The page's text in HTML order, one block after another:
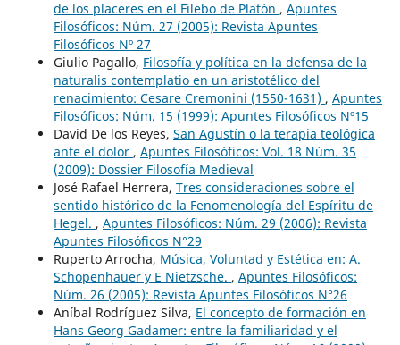
de los placeres en el Filebo de Platón , Apuntes
Filosóficos: Núm. 27 (2005): Revista Apuntes
Filosóficos Nº 27
Giulio Pagallo, Filosofía y política en la defensa de la
naturalis contemplatio en un aristotélico del
renacimiento: Cesare Cremonini (1550-1631) , Apuntes
Filosóficos: Núm. 15 (1999): Apuntes Filosóficos Nº15
David De los Reyes, San Agustín o la terapia teológica
ante el dolor , Apuntes Filosóficos: Vol. 18 Núm. 35
(2009): Dossier Filosofía Medieval
José Rafael Herrera, Tres consideraciones sobre el
sentido histórico de la Fenomenología del Espíritu de
Hegel. , Apuntes Filosóficos: Núm. 29 (2006): Revista
Apuntes Filosóficos N°29
Ruperto Arrocha, Música, Voluntad y Estética en: A.
Schopenhauer y E Nietzsche. , Apuntes Filosóficos:
Núm. 26 (2005): Revista Apuntes Filosóficos N°26
Aníbal Rodríguez Silva, El concepto de formación en
Hans Georg Gadamer: entre la familiaridad y el